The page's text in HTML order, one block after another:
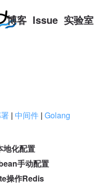
博客 Issue 实验室
| 中间件 | Golang
化配置
手动配置
操作Redis